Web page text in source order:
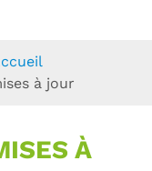
à jour
À